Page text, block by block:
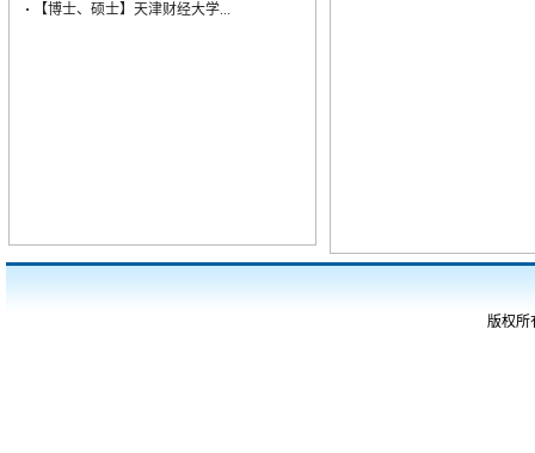
·
【博士、硕士】天津财经大学...
版权所